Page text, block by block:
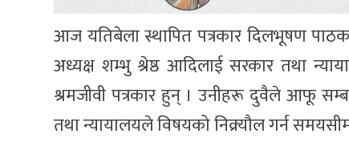
आज यतिबेला स्थापित पत्रकार दिलभूषण
अध्यक्ष शम्भु श्रेष्ठ आदिलाई सरकार तथा
श्रमजीवी पत्रकार हुन् । उनीहरू दुवैले आफू
तथा न्यायालयले विषयको निक्र्यौल गर्न